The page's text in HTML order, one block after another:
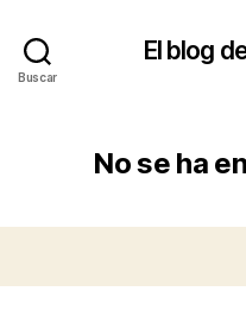
Buscar
El blog
No se ha